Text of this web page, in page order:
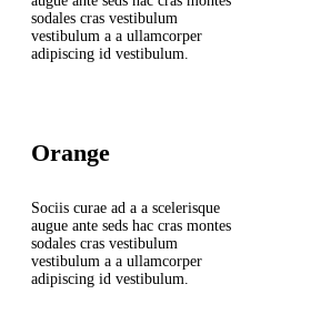
sodales cras vestibulum
vestibulum a a ullamcorper
adipiscing id vestibulum.
Orange
Sociis curae ad a a scelerisque
augue ante seds hac cras montes
sodales cras vestibulum
vestibulum a a ullamcorper
adipiscing id vestibulum.